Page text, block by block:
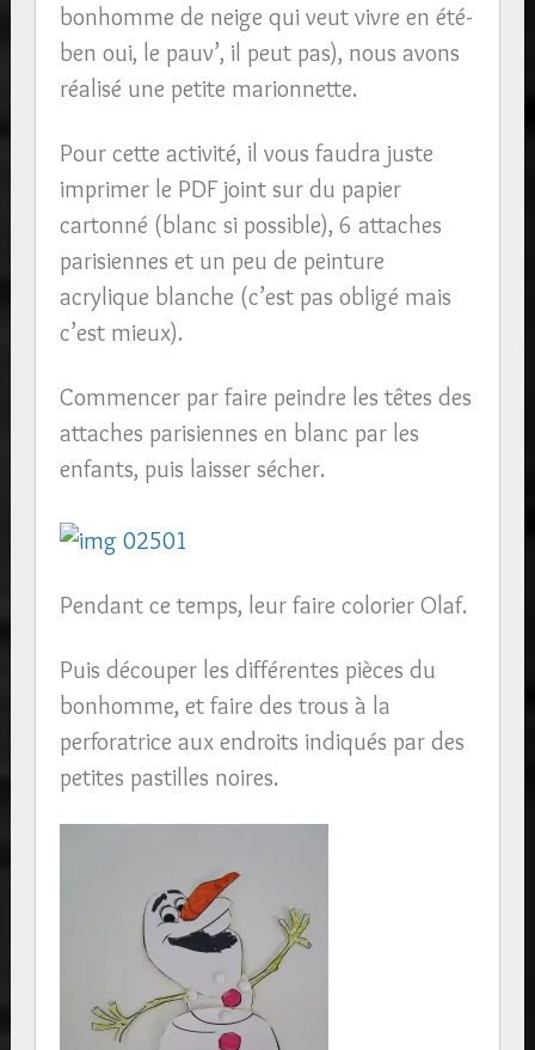
bonhomme de neige qui veut vivre en été-
ben oui, le pauv’, il peut pas), nous avons
réalisé une petite marionnette.
Pour cette activité, il vous faudra juste
imprimer le PDF joint sur du papier
cartonné (blanc si possible), 6 attaches
parisiennes et un peu de peinture
acrylique blanche (c’est pas obligé mais
c’est mieux).
Commencer par faire peindre les têtes des
attaches parisiennes en blanc par les
enfants, puis laisser sécher.
Pendant ce temps, leur faire colorier Olaf.
Puis découper les différentes pièces du
bonhomme, et faire des trous à la
perforatrice aux endroits indiqués par des
petites pastilles noires.